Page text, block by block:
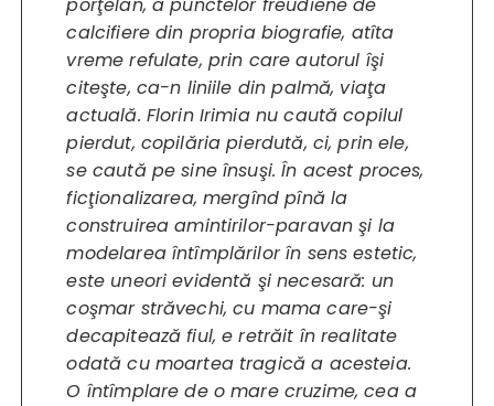
porţelan, a punctelor freudiene de
calcifiere din propria biografie, atîta
vreme refulate, prin care autorul îşi
citeşte, ca-n liniile din palmă, viaţa
actuală. Florin Irimia nu caută copilul
pierdut, copilăria pierdută, ci, prin ele,
se caută pe sine însuşi. În acest proces,
ficţionalizarea, mergînd pînă la
construirea amintirilor-paravan şi la
modelarea întîmplărilor în sens estetic,
este uneori evidentă şi necesară: un
coşmar străvechi, cu mama care-şi
decapitează fiul, e retrăit în realitate
odată cu moartea tragică a acesteia.
O întîmplare de o mare cruzime, cea a